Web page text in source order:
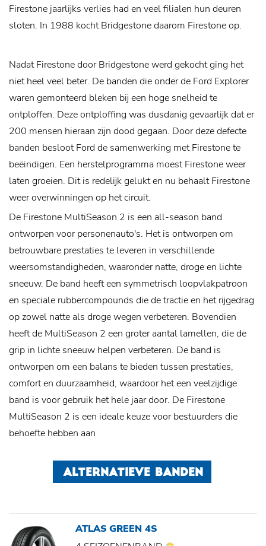
Firestone jaarlijks verlies had en veel filialen hun deuren
sloten. In 1988 kocht Bridgestone daarom Firestone op.
Nadat Firestone door Bridgestone werd gekocht ging het
niet heel veel beter. De banden die onder de Ford Explorer
waren gemonteerd bleken bij een hoge snelheid te
ontploffen. Deze ontploffing was dusdanig gevaarlijk dat er
200 mensen hieraan zijn dood gegaan. Door deze defecte
banden besloot Ford de samenwerking met Firestone te
beëindigen. Een herstelprogramma moest Firestone weer
laten groeien. Dit is redelijk gelukt en nu behaalt Firestone
weer overwinningen op het circuit.
De Firestone MultiSeason 2 is een all-season band
ontworpen voor personenauto's. Het is ontworpen om
betrouwbare prestaties te leveren in verschillende
weersomstandigheden, waaronder natte, droge en lichte
sneeuw. De band heeft een symmetrisch loopvlakpatroon
en speciale rubbercompounds die de tractie en het rijgedrag
op zowel natte als droge wegen verbeteren. Bovendien
heeft de MultiSeason 2 een groter aantal lamellen, die de
grip in lichte sneeuw helpen verbeteren. De band is
ontworpen om een ​​balans te bieden tussen prestaties,
comfort en duurzaamheid, waardoor het een veelzijdige
band is voor gebruik het hele jaar door. De Firestone
MultiSeason 2 is een ideale keuze voor bestuurders die
behoefte hebben aan
ALTERNATIEVE BANDEN
ATLAS GREEN 4S